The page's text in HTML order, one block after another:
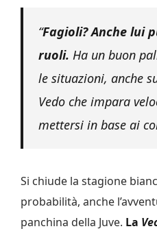
“Fagioli? Anche lui
ruoli. Ha un buon
le situazioni, anche
Vedo che impara
mettersi in base ai
Si chiude la stagione
probabilità, anche
panchina della Juve. La